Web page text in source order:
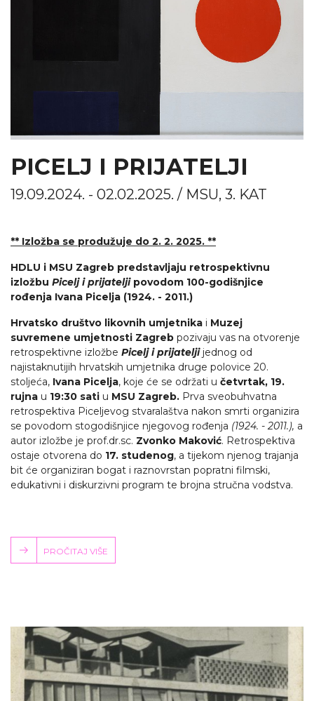
PICELJ I PRIJATELJI
19.09.2024. - 02.02.2025. / MSU, 3. KAT
** Izložba se produžuje do 2. 2. 2025. **
HDLU i MSU Zagreb predstavljaju retrospektivnu
izložbu Picelj i prijateljipovodom 100-godišnjice
rođenja Ivana Picelja (1924. - 2011.)
Hrvatsko društvo likovnih umjetnika i Muzej
suvremene umjetnosti Zagreb pozivaju vas na otvorenje
retrospektivne izložbe Picelj i prijatelji jednog od
najistaknutijih hrvatskih umjetnika druge polovice 20.
stoljeća, Ivana Picelja, koje će se održati u četvrtak, 19.
rujna u 19:30 sati u MSU Zagreb. Prva sveobuhvatna
retrospektiva Piceljevog stvaralaštva nakon smrti organizira
se povodom stogodišnjice njegovog rođenja (1924. - 2011.), a
autor izložbe je prof.dr.sc. Zvonko Maković. Retrospektiva
ostaje otvorena do 17. studenog, a tijekom njenog trajanja
bit će organiziran bogat i raznovrstan popratni filmski,
edukativni i diskurzivni program te brojna stručna vodstva.
PROČITAJ VIŠE